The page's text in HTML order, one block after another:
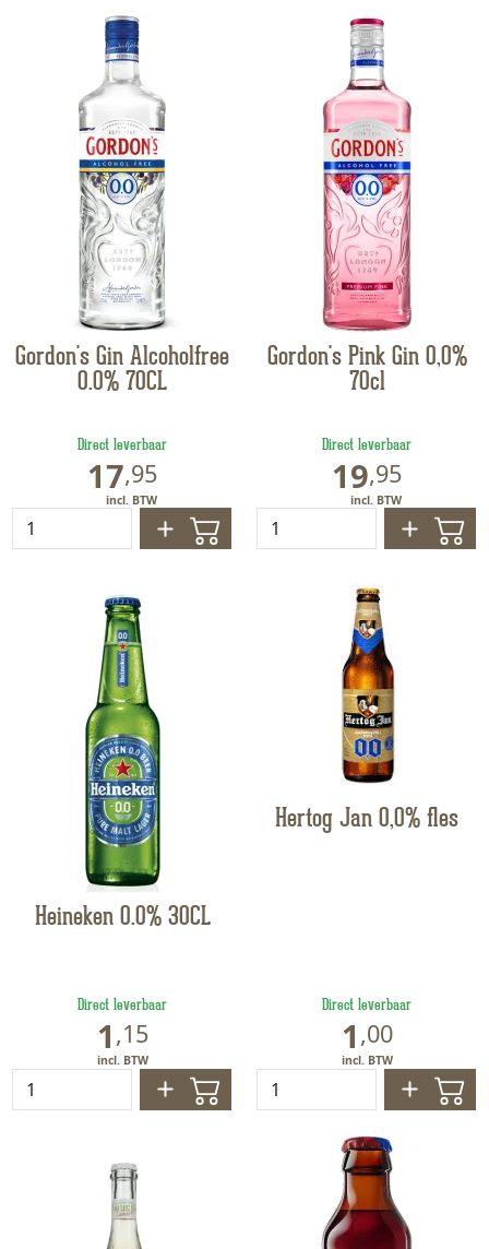
Gordon's Gin Alcoholfree
0.0% 70CL
17,95
Direct leverbaar
Gordon's Pink Gin 0,0%
70cl
19,95
Direct leverbaar
Heineken 0.0% 30CL
1 ,15
Direct leverbaar
Hertog Jan 0,0% fles
1 ,00
Direct leverbaar